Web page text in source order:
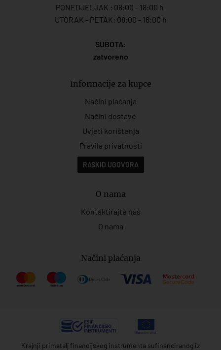
PONEDJELJAK : 08:00 - 18:00 h
UTORAK - PETAK: 08:00 - 16:00 h
SUBOTA:
zatvoreno
Informacije za kupce
Načini plaćanja
Načini dostave
Uvjeti korištenja
Pravila privatnosti
RASKID UGOVORA
O nama
Kontaktirajte nas
O nama
Načini plaćanja
Krajnji primatelj financijskog instrumenta sufinanciranog iz